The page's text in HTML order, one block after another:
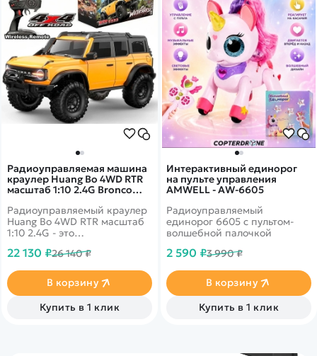
Радиоуправляемая машина
краулер Huang Bo 4WD RTR
масштаб 1:10 2.4G Bronco
Радиоуправляемый краулер
Huang Bo 4WD RTR масштаб
1:10 2.4G - это
полноприводная машина
шестерня, коллекторный 550
электродвигатель, полное
пропорциональное
управления, аккумулятор 7,4
22 130 ₽26 140 ₽
В корзину
Купить в 1 клик
Интерактивный единорог
на пульте управления
AMWELL - AW-6605
Радиоуправляемый
единорог 6605 с пультом-
волшебной палочкой
2 590 ₽3 990 ₽
В корзину
Купить в 1 клик